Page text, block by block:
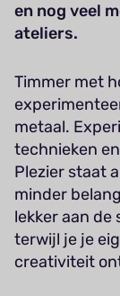
en nog veel
ateliers.
Timmer met
metaal.
technieken
Plezier staat
minder
lekker aan de
terwijl je je
creativiteit